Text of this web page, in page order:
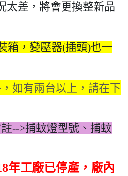
太差，將會更換整新品
箱，變壓器(插頭)也一
如有兩台以上，請在下
-->捕蚊燈型號、捕蚊
年工廠已停產，廠內